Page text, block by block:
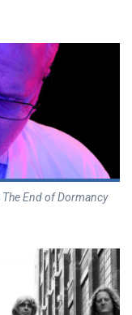
The End of Dormancy